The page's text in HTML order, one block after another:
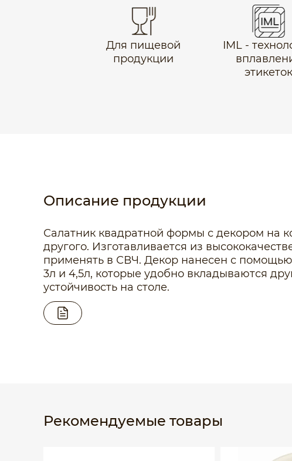
Для пищевой
продукции
IML -
этикеток
Описание продукции
Салатник квадратной формы с декором на
другого. Изготавливается из
применять в СВЧ. Декор нанесен с помощью
3л и 4,5л, которые удобно вкладываются
устойчивость на столе.
Рекомендуемые товары